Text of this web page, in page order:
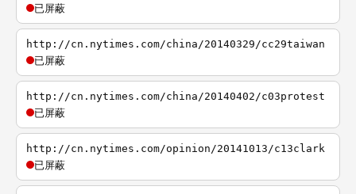
已屏蔽
http://cn.nytimes.com/china/20140329/cc29taiwan
已屏蔽
http://cn.nytimes.com/china/20140402/c03protest
已屏蔽
http://cn.nytimes.com/opinion/20141013/c13clark
已屏蔽